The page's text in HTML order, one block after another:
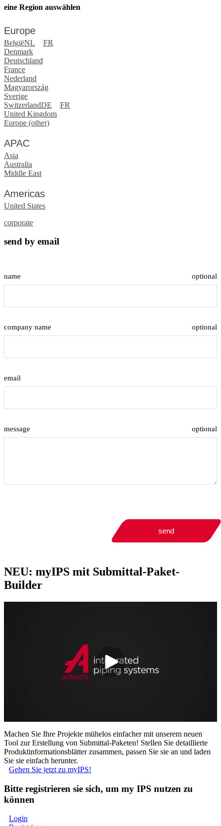
eine Region auswählen
Europe
BelgiëNL
FR
Denmark
Deutschland
France
Nederland
Magyarország
Sverige
SwitzerlandDE
FR
United Kingdom
Europe (other)
APAC
Asia
Australia
Middle East
Americas
United States
corporate
send by email
name optional
company name optional
email
message optional
send
NEU: myIPS mit Submittal-Paket-
Builder
Machen Sie Ihre Projekte mühelos einfacher mit unserem neuen
Tool zur Erstellung von Submittal-Paketen! Stellen Sie detaillierte
Produktinformationsblätter zusammen, passen Sie sie an und laden
Sie sie einfach herunter.
Gehen Sie jetzt zu myIPS!
Bitte registrieren sie sich, um my IPS nutzen zu
können
Login